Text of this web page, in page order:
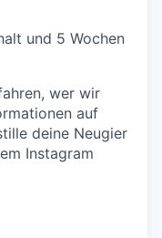
und 5 Wochen
wer wir
auf
deine Neugier
Instagram